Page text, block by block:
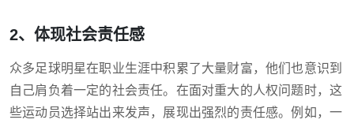
2、体现社会责任感
众多足球明星在职业生涯中积累了大量财富，他们也意识到
自己肩负着一定的社会责任。在面对重大的人权问题时，这
些运动员选择站出来发声，展现出强烈的责任感。例如，一